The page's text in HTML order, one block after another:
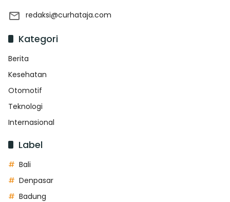
redaksi@curhataja.com
Kategori
Berita
Kesehatan
Otomotif
Teknologi
Internasional
Label
Bali
Denpasar
Badung